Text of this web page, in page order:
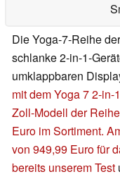
Die Yoga-7-Reihe
schlanke 2-in-1-
umklappbaren
mit dem Yoga 7 2-
Zoll-Modell der
Euro im Sortiment.
von 949,99 Euro für
bereits unserem Test